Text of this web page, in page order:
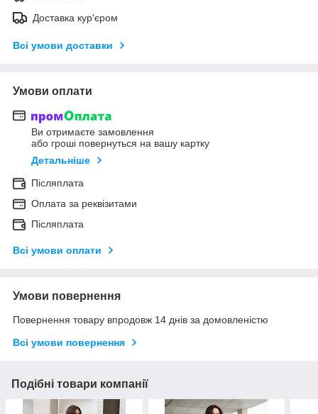
Доставка кур'єром
Всі умови доставки
Умови оплати
Ви отримаєте замовлення
або гроші повернуться на вашу картку
Детальніше
Післяплата
Оплата за реквізитами
Післяплата
Всі умови оплати
Умови повернення
Повернення товару впродовж 14 днів за домовленістю
Всі умови повернення
Подібні товари компанії